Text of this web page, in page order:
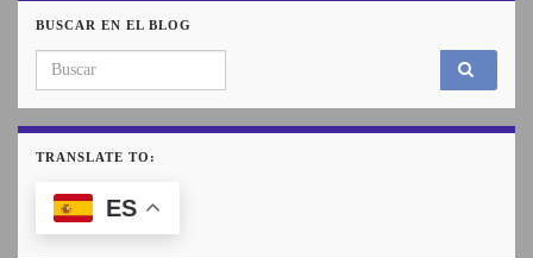
BUSCAR EN EL BLOG
Search for:
TRANSLATE TO:
ES